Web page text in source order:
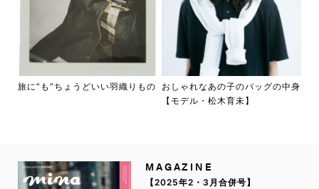
旅に“も”ちょうどいい羽織りもの
おしゃれなあの子のバッグの中身
【モデル・松木育未】
MAGAZINE
【2025年2・3月合併号】